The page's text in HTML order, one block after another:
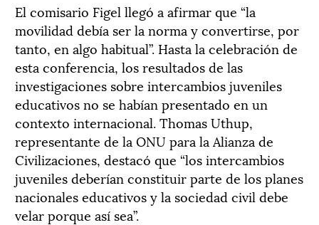
El comisario Figel llegó a afirmar que “la
movilidad debía ser la norma y convertirse, por
tanto, en algo habitual”. Hasta la celebración de
esta conferencia, los resultados de las
investigaciones sobre intercambios juveniles
educativos no se habían presentado en un
contexto internacional. Thomas Uthup,
representante de la ONU para la Alianza de
Civilizaciones, destacó que “los intercambios
juveniles deberían constituir parte de los planes
nacionales educativos y la sociedad civil debe
velar porque así sea”.